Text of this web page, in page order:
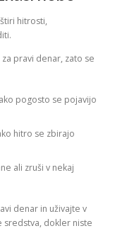
hitrosti,
pravi denar, zato se
pogosto se pojavijo
hitro se zbirajo
ali zruši v nekaj
denar in uživajte v
sredstva, dokler niste